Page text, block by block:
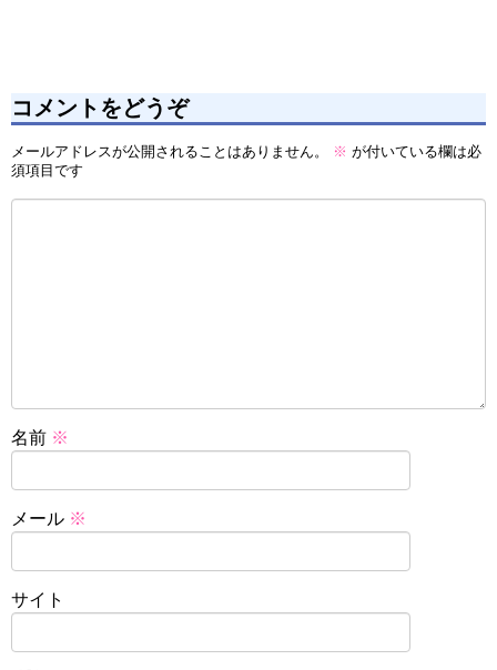
コメントをどうぞ
メールアドレスが公開されることはありません。 ※ が付いている欄は必
須項目です
名前 ※
メール ※
サイト